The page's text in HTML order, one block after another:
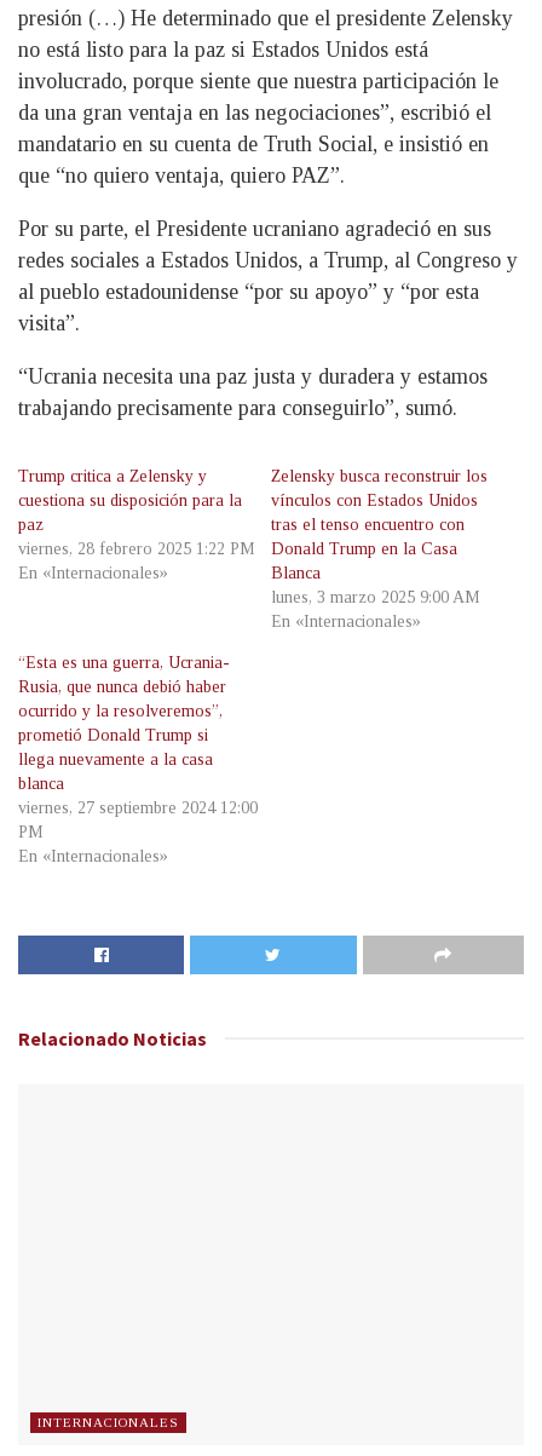
presión (…) He determinado que el presidente Zelensky
no está listo para la paz si Estados Unidos está
involucrado, porque siente que nuestra participación le
da una gran ventaja en las negociaciones”, escribió el
mandatario en su cuenta de Truth Social, e insistió en
que “no quiero ventaja, quiero PAZ”.
Por su parte, el Presidente ucraniano agradeció en sus
redes sociales a Estados Unidos, a Trump, al Congreso y
al pueblo estadounidense “por su apoyo” y “por esta
visita”.
“Ucrania necesita una paz justa y duradera y estamos
trabajando precisamente para conseguirlo”, sumó.
Trump critica a Zelensky y
cuestiona su disposición para la
paz
viernes, 28 febrero 2025 1:22 PM
En «Internacionales»
Zelensky busca reconstruir los
vínculos con Estados Unidos
tras el tenso encuentro con
Donald Trump en la Casa
Blanca
lunes, 3 marzo 2025 9:00 AM
En «Internacionales»
“Esta es una guerra, Ucrania-
Rusia, que nunca debió haber
ocurrido y la resolveremos”,
prometió Donald Trump si
llega nuevamente a la casa
blanca
viernes, 27 septiembre 2024 12:00
PM
En «Internacionales»
Relacionado Noticias
INTERNACIONALES